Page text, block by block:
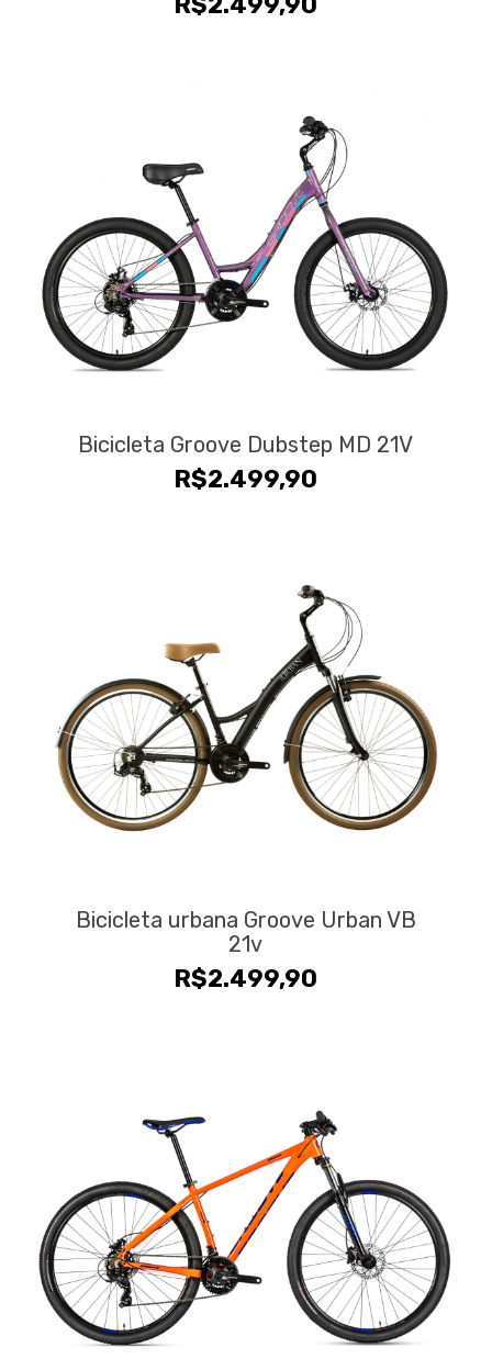
Bicicleta Groove Dubstep MD 21V
R$2.499,90
Bicicleta urbana Groove Urban VB
21v
R$2.499,90